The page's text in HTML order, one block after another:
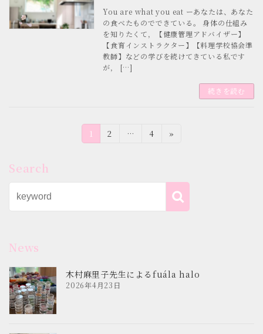
You are what you eat ーあなたは、あなた
の食べたものでできている。 身体の仕組み
を知りたくて，【健康管理アドバイザー】
【食育インストラクター】【料理学校協会準
教師】などの学びを続けてきている私です
が， […]
続きを読む
の
ペ
ジ
送
り
固
定
1
固
2 …
固
4 »
Search
News
木村麻里子先生によるfuála halo
2026年4月23日